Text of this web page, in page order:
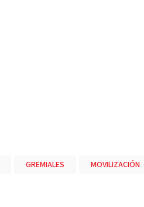
GREMIALES MOVILIZACIÓN